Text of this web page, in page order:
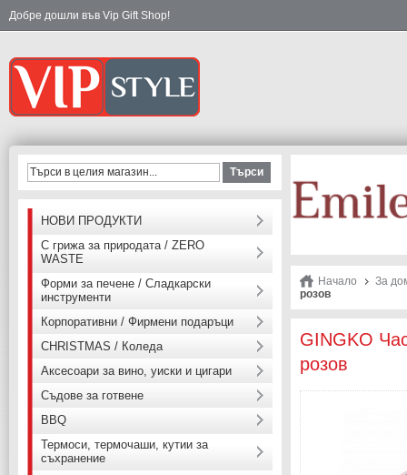
Добре дошли във Vip Gift Shop!
Начало
За
розов
GINGKO
розов
Търси
НОВИ ПРОДУКТИ
С грижа за природата / ZERO
WASTE
Форми за печене / Сладкарски
инструменти
Корпоративни / Фирмени подаръци
CHRISTMAS / Коледа
Аксесоари за вино, уиски и цигари
Съдове за готвене
BBQ
Термоси, термочаши, кутии за
съхранение